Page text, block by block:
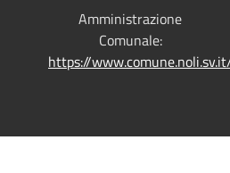
Amministrazione
Comunale:
https://